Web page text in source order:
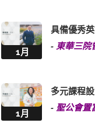
1月
具備優秀
- 東華三院
1月
多元課程
- 聖公會置